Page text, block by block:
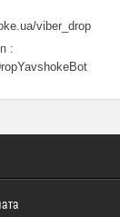
viber_drop